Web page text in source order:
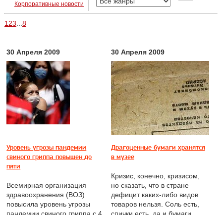
Корпоративные новости
1 23 8
30 Апреля 2009
Уровень угрозы пандемии
свиного гриппа повышен до
пяти
Всемирная организация
здравоохранения (ВОЗ)
повысила уровень угрозы
30 Апреля 2009
Драгоценные бумаги хранятся
в музее
Кризис, конечно, кризисом,
но сказать, что в стране
дефицит каких-либо видов
товаров нельзя. Соль есть,